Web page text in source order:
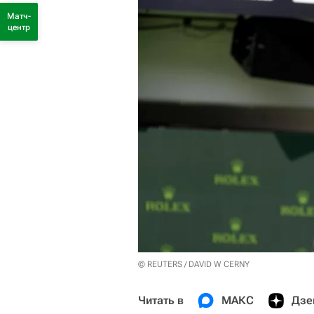
© REUTERS / DAVID W CERNY
Читать в МАКС
Матч-
центр